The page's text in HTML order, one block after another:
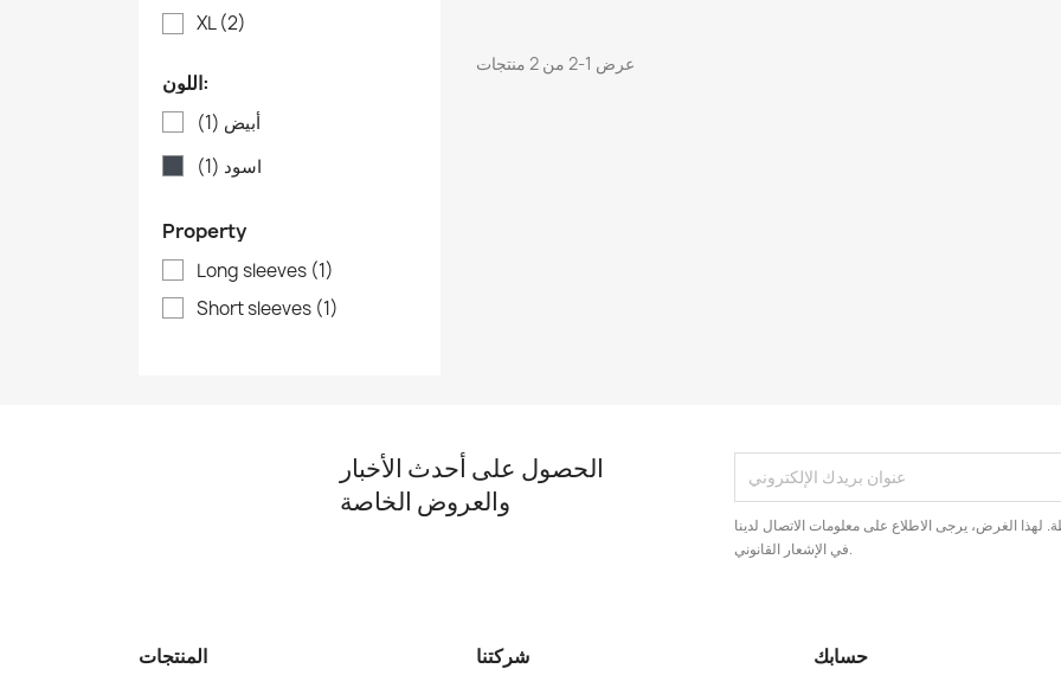
XL(2)
اللون:
أبيض (1)
اسود (1)
Property
Long sleeves (1)
Short sleeves (1)
عرض 1-2 من 2 منتجات
الحصول على أحدث الأخبار
والعروض الخاصة
لهذا الغرض، يرجى الاطلاع على معلومات الاتصال لدينا
في الإشعار القانوني.
المنتجات شركتنا حسابك